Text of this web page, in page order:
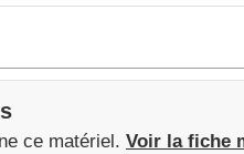
ce matériel. Voir la fiche